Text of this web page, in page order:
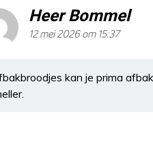
Heer Bommel
12 mei 2026 om 15:37
kan je prima